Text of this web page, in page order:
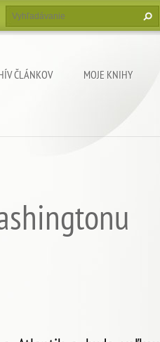
ČLÁNKOV
MOJE KNIHY